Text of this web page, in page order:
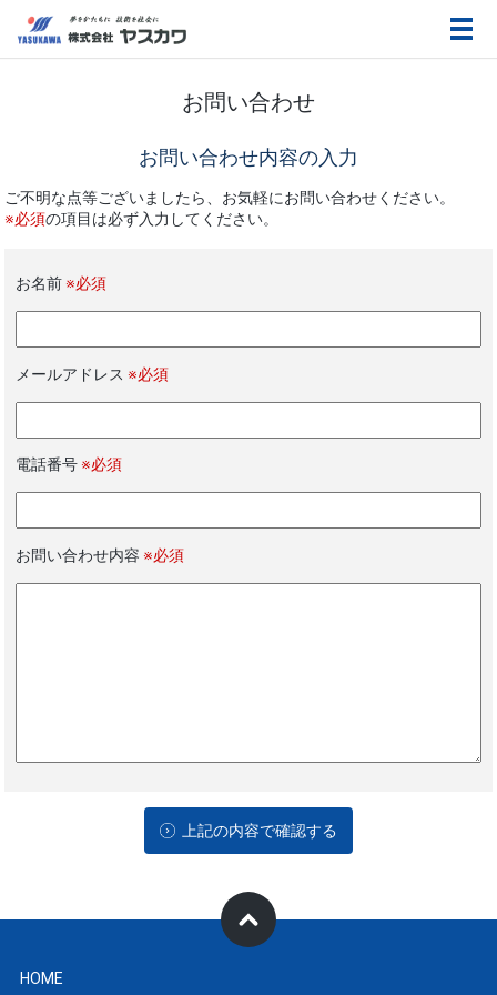
メ
お問い合わせ
お問い合わせ内容の入力
ご不明な点等ございましたら、お気軽にお問い合わせください。
※必須の項目は必ず入力してください。
お名前※必須
メールアドレス※必須
電話番号※必須
お問い合わせ内容※必須
上記の内容で確認する
HOME